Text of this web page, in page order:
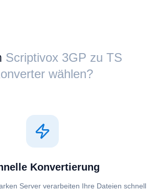
Scriptivox ⁦3GP⁩ zu ⁦TS⁩
wählen?
Konvertierung
Server verarbeiten Ihre Dateien schnell